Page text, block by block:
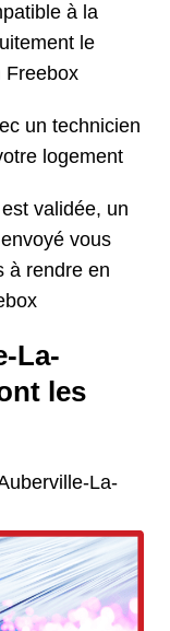
à la
le
Freebox
un technicien
logement
validée, un
vous
à rendre en
La-
les
La-